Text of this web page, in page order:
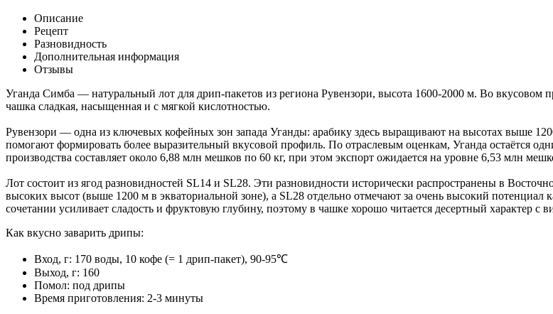
Описание
Рецепт
Разновидность
Дополнительная информация
Отзывы
Уганда Симба — натуральный лот для дрип-пакетов из региона Рувензори, высота 1600-2000 м. Во вкусовом
чашка сладкая, насыщенная и с мягкой кислотностью.
Рувензори — одна из ключевых кофейных зон запада Уганды: арабику здесь выращивают на высотах выше
помогают формировать более выразительный вкусовой профиль. По отраслевым оценкам, Уганда остаётся
производства составляет около 6,88 млн мешков по 60 кг, при этом экспорт ожидается на уровне 6,53 млн
Лот состоит из ягод разновидностей SL14 и SL28. Эти разновидности исторически распространены в
высоких высот (выше 1200 м в экваториальной зоне), а SL28 отдельно отмечают за очень высокий потенциал
сочетании усиливает сладость и фруктовую глубину, поэтому в чашке хорошо читается десертный характер с
Как вкусно заварить дрипы:
Вход, г: 170 воды, 10 кофе (= 1 дрип-пакет), 90-95℃
Выход, г: 160
Помол: под дрипы
Время приготовления: 2-3 минуты